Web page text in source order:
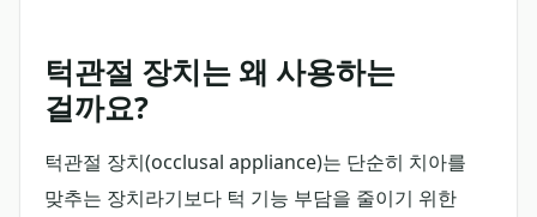
턱관절 장치는 왜 사용하는
걸까요?
턱관절 장치(occlusal appliance)는 단순히 치아를
맞추는 장치라기보다 턱 기능 부담을 줄이기 위한